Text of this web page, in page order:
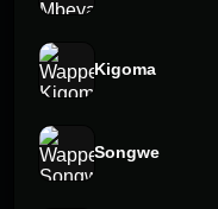
Kigoma
Songwe